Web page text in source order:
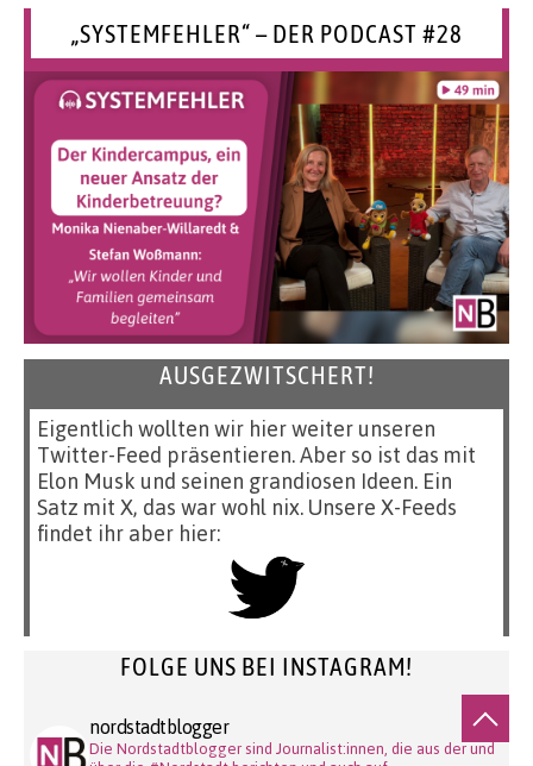
„SYSTEMFEHLER“ – DER PODCAST #28
AUSGEZWITSCHERT!
Eigentlich wollten wir hier weiter unseren
Twitter-Feed präsentieren. Aber so ist das mit
Elon Musk und seinen grandiosen Ideen. Ein
Satz mit X, das war wohl nix. Unsere X-Feeds
findet ihr aber hier:
FOLGE UNS BEI INSTAGRAM!
nordstadtblogger
Die Nordstadtblogger sind Journalist:innen, die aus der und